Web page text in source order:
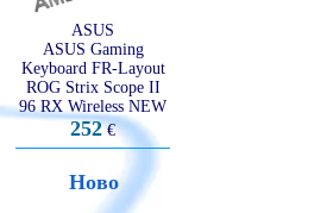
ASUS
ASUS Gaming
Keyboard FR-Layout
ROG Strix Scope II
96 RX Wireless NEW
252€
Ново